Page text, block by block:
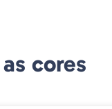
cores